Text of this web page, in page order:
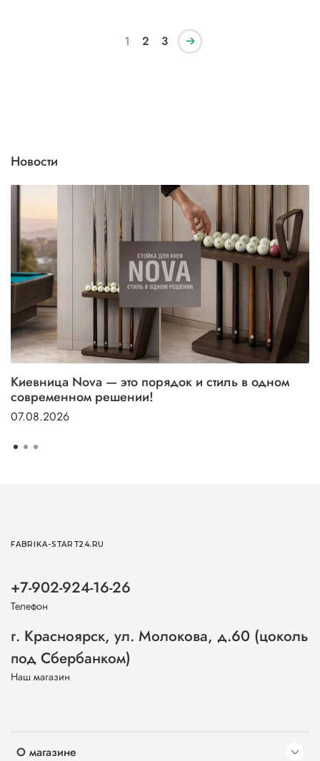
1 2 3
Новости
Киевница Nova — это порядок и стиль в одном
современном решении!
07.08.2026
О магазине
FABRIKA-START24.RU
+7-902-924-16-26
Телефон
г. Красноярск, ул. Молокова, д.60 (цоколь
под Сбербанком)
Наш магазин